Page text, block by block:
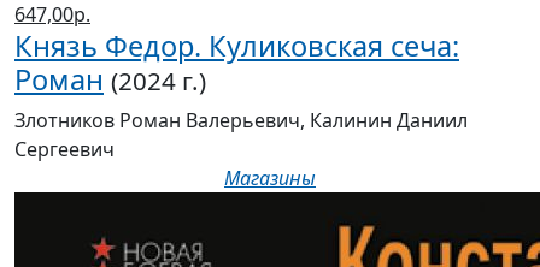
647,00р.
Князь Федор. Куликовская сеча:
Роман (2024 г.)
Злотников Роман Валерьевич, Калинин Даниил
Сергеевич
Магазины